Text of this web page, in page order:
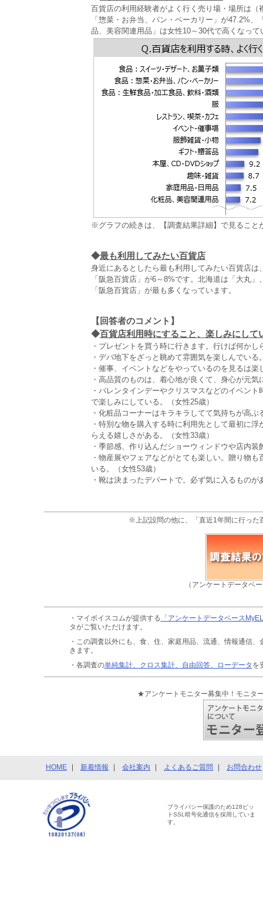
百貨店の利用経験者がよく行く売り場・場所は
「惣菜・お弁当、パン・ベーカリー」が47.2%
品、美容関連用品」は女性10～30代で高くなって
※グラフの続きは、【調査結果詳細】で見ること
◆最も利用してみたい百貨店
身近にあるとしたら最も利用してみたい百貨店
「阪急百貨店」が6～8%です。北海道は「大丸
「阪急百貨店」が最も多くなっています。
【回答者のコメント】
◆百貨店利用時にすること、楽しみにして
・プレゼントを買う時に行きます。行けば何か
・デパ地下をざっと眺めて雰囲気を楽しんでいる
・催事、イベントなどをやっているのを見るは楽
・高品質のものは、着心地が良くて、身心が元
・バレンタインデーやクリスマスなどのイベン
で楽しみにしている。（女性25歳）
・化粧品コーナーはキラキラしてて気持ちが高ぶ
・特別な物を購入する時に利用先として最初に
らえる嬉しさがある。（女性33歳）
・季節感、作り込んだショーウィンドウや店内
・物産展やフェアなどがとても楽しい。贈り物
いる。（女性53歳）
・靴は決まったデパートで。必ず気に入るものが
※上記設問の他に、「直近1年間に行った
（アンケートデータベ
・マイボイスコムが提供する 「アンケートデータベース
タがご覧いただけます。
・この調査以外にも、食、住、家庭用品、流通、情報通信、
きます。
・各調査の単純集計、クロス集計、自由回答、ローデータ を
★アンケートモニター募集中！モニタ
HOME 新着情報 会社案内 よくあるご質問 お問合わせ
プライバシー保護のため128ビッ
トSSL暗号化通信を採用していま
す。